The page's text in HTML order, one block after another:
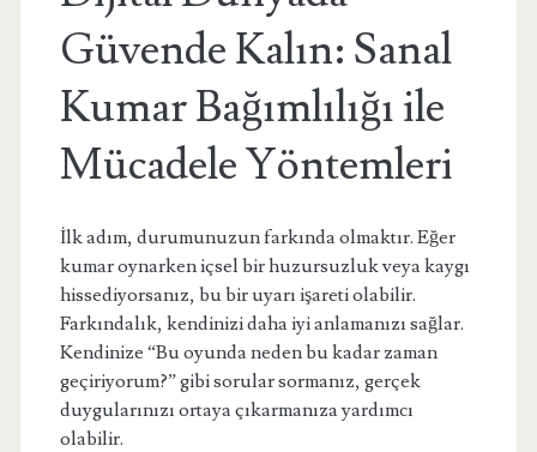
Güvende Kalın: Sanal
Kumar Bağımlılığı ile
Mücadele Yöntemleri
İlk adım, durumunuzun farkında olmaktır. Eğer
kumar oynarken içsel bir huzursuzluk veya kaygı
hissediyorsanız, bu bir uyarı işareti olabilir.
Farkındalık, kendinizi daha iyi anlamanızı sağlar.
Kendinize “Bu oyunda neden bu kadar zaman
geçiriyorum?” gibi sorular sormanız, gerçek
duygularınızı ortaya çıkarmanıza yardımcı
olabilir.